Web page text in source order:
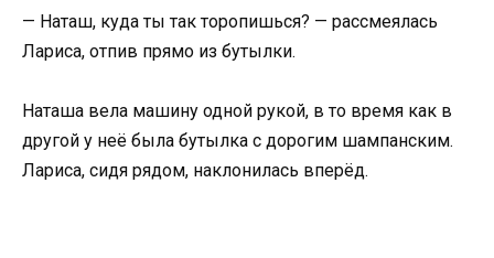
— Наташ, куда ты так торопишься? — рассмеялась
Лариса, отпив прямо из бутылки.
Наташа вела машину одной рукой, в то время как в
другой у неё была бутылка с дорогим шампанским.
Лариса, сидя рядом, наклонилась вперёд.